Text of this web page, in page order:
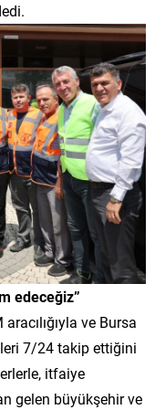
edeceğiz”
ve Bursa
7/24 takip ettiğini
itfaiye
gelen büyükşehir ve